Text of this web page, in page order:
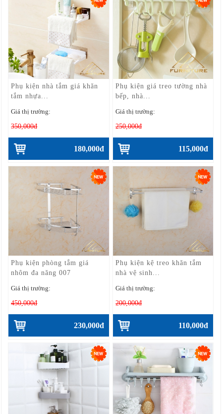
Phụ kiện nhà tắm giá khăn
tắm nhựa...
Giá thị trường:
350,000đ
180,000đ
Phụ kiện giá treo tường nhà
bếp, nhà...
Giá thị trường:
250,000đ
115,000đ
Phụ kiện phòng tắm giá
nhôm đa năng 007
Giá thị trường:
450,000đ
230,000đ
Phụ kiện kệ treo khăn tắm
nhà vệ sinh...
Giá thị trường:
200,000đ
110,000đ